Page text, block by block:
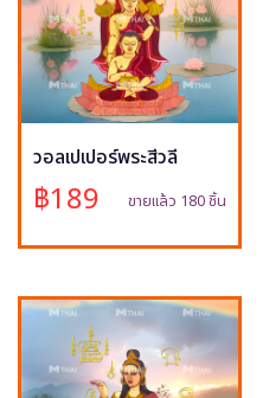
วอลเปเปอร์พระสีวลี
฿189 ขายแล้ว 180 ชิ้น